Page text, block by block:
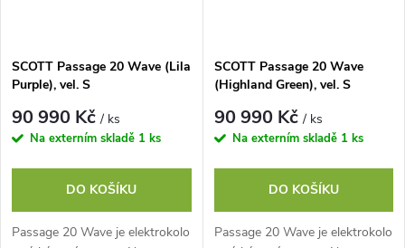
SCOTT Passage 20 Wave (Lila
Purple), vel. S
90 990 Kč/ ks
Na externím skladě 1 ks
DO KOŠÍKU
Passage 20 Wave je elektrokolo
SCOTT Passage 20 Wave
(Highland Green), vel. S
90 990 Kč/ ks
Na externím skladě 1 ks
DO KOŠÍKU
Passage 20 Wave je elektrokolo